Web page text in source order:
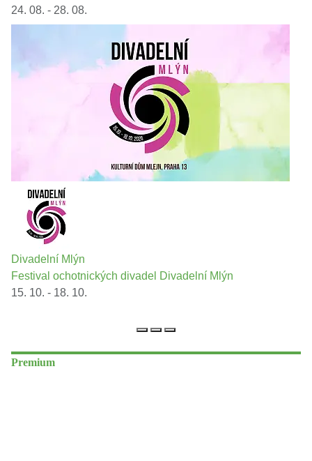
24. 08. - 28. 08.
Divadelní Mlýn
Festival ochotnických divadel Divadelní Mlýn
15. 10. - 18. 10.
Premium